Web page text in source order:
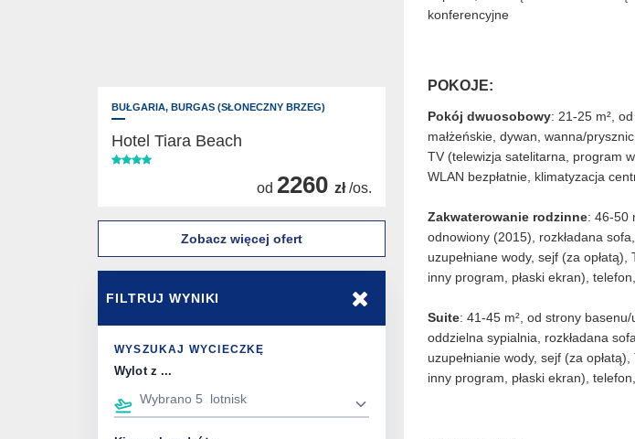
konferencyjne
POKOJE:
Pokój dwuosobowy: 21-25 m²,
małżeńskie, dywan, wanna/
TV (telewizja satelitarna, program
WLAN bezpłatnie, klimatyzacja
Zakwaterowanie rodzinne: 46-50
odnowiony (2015), rozkładana
uzupełniane wody, sejf (za
inny program, płaski ekran),
Suite: 41-45 m², od strony
oddzielna sypialnia, rozkładana
uzupełnianie wody, sejf (za
inny program, płaski ekran),
FILTRUJ WYNIKI
WYSZUKAJ WYCIECZKĘ
Wylot z ...
BUŁGARIA, BURGAS (SŁONECZNY BRZEG)
Hotel Tiara Beach
od 2260 zł /os.
Zobacz więcej ofert